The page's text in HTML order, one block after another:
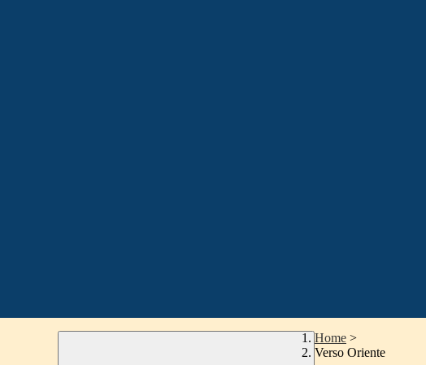
Home >
Verso Oriente